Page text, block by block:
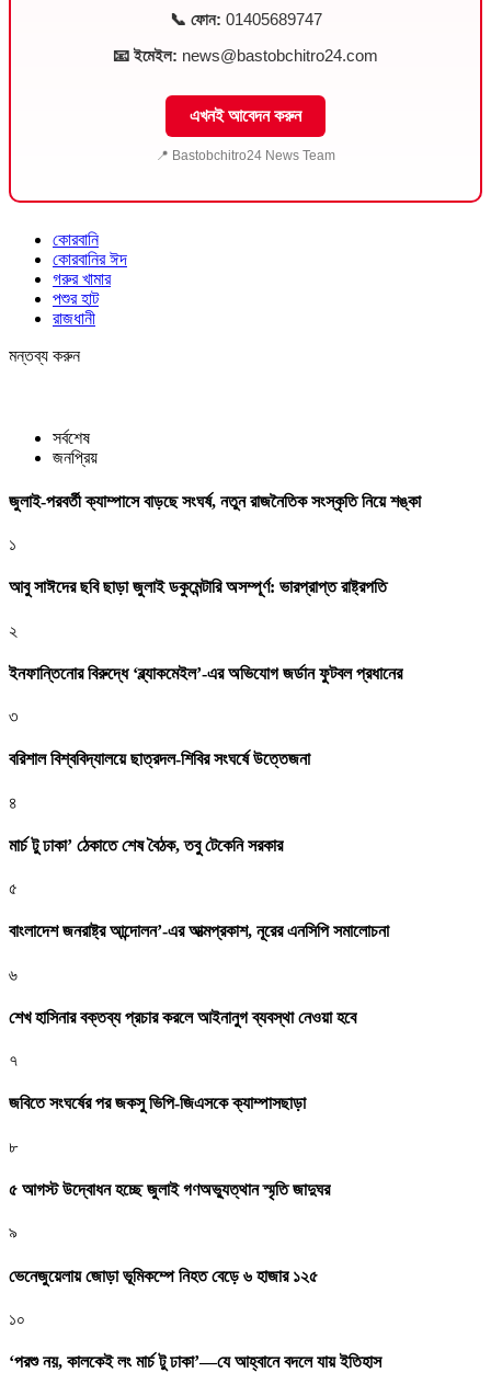
📞 ফোন: 01405689747
📧 ইমেইল: news@bastobchitro24.com
এখনই আবেদন করুন
📍 Bastobchitro24 News Team
কোরবানি
কোরবানির ঈদ
গরুর খামার
পশুর হাট
রাজধানী
মন্তব্য করুন
সর্বশেষ
জনপ্রিয়
জুলাই-পরবর্তী ক্যাম্পাসে বাড়ছে সংঘর্ষ, নতুন রাজনৈতিক সংস্কৃতি নিয়ে শঙ্কা
১
আবু সাঈদের ছবি ছাড়া জুলাই ডকুমেন্টারি অসম্পূর্ণ: ভারপ্রাপ্ত রাষ্ট্রপতি
২
ইনফান্তিনোর বিরুদ্ধে ‘ব্ল্যাকমেইল’-এর অভিযোগ জর্ডান ফুটবল প্রধানের
৩
বরিশাল বিশ্ববিদ্যালয়ে ছাত্রদল-শিবির সংঘর্ষে উত্তেজনা
৪
মার্চ টু ঢাকা’ ঠেকাতে শেষ বৈঠক, তবু টেকেনি সরকার
৫
বাংলাদেশ জনরাষ্ট্র আন্দোলন’-এর আত্মপ্রকাশ, নূরের এনসিপি সমালোচনা
৬
শেখ হাসিনার বক্তব্য প্রচার করলে আইনানুগ ব্যবস্থা নেওয়া হবে
৭
জবিতে সংঘর্ষের পর জকসু ভিপি-জিএসকে ক্যাম্পাসছাড়া
৮
৫ আগস্ট উদ্বোধন হচ্ছে জুলাই গণঅভ্যুত্থান স্মৃতি জাদুঘর
৯
ভেনেজুয়েলায় জোড়া ভূমিকম্পে নিহত বেড়ে ৬ হাজার ১২৫
১০
‘পরশু নয়, কালকেই লং মার্চ টু ঢাকা’—যে আহ্বানে বদলে যায় ইতিহাস